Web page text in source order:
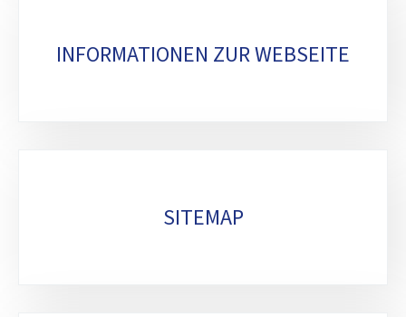
INFORMATIONEN ZUR WEBSEITE
SITEMAP